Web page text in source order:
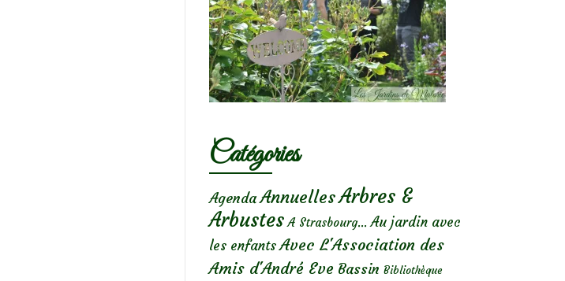
Catégories
Agenda AnnuellesArbres &
Arbustes A Strasbourg... Au jardin avec
les enfants Avec L'Association des
Amis d'André Eve Bassin Bibliothèque